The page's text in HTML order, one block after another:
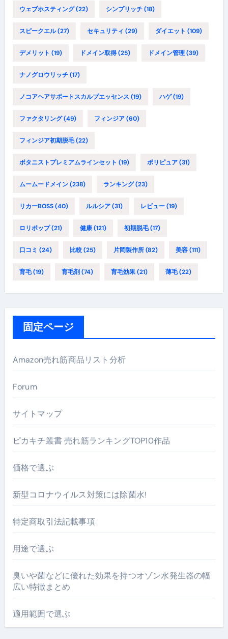
ウェブホスティング(22) シンプリッチ(18)
スピークエル(27) セキュリティ (29) ダイエット (109)
デメリット (19) ドメイン取得(25) ドメイン管理(39)
ナノグロウリッチ(17)
ノコアヘアサポートスカルプエッセンス (19) ハゲ(19)
ファクタリング(49) フィンジア(60)
フィンジア初期脱毛(22)
ボタニストプレミアムラインセット (19) ポリピュア(31)
ムームードメイン(238) ランキング(23)
リカーBOSS(40) ルルシア(31) レビュー(19)
ロリポップ(21) 健康(121) 初期脱毛(17)
口コミ (24) 比較(25) 片岡製作所(82) 美容(111)
育毛(19) 育毛剤 (74) 育毛効果(21) 薄毛(22)
固定ページ
Amazon売れ筋商品リスト分析
Forum
サイトマップ
ピカキチ叢書 売れ筋ランキングTOP10作品
価格で選ぶ
新型コロナウイルス対策には除菌水!
特定商取引法記載事項
用途で選ぶ
臭いや菌などに優れた効果を持つオゾン水発生器の幅
広い特徴まとめ
適用範囲で選ぶ